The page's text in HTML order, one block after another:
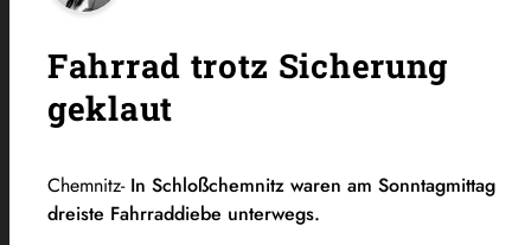
Fahrrad trotz Sicherung
geklaut
Chemnitz- In Schloßchemnitz waren am Sonntagmittag
dreiste Fahrraddiebe unterwegs.